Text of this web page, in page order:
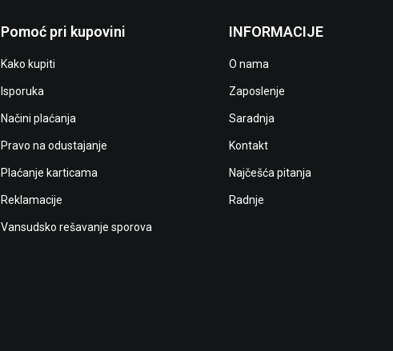
Pomoć pri kupovini
Kako kupiti
Isporuka
Načini plaćanja
Pravo na odustajanje
Plaćanje karticama
Reklamacije
Vansudsko rešavanje sporova
INFORMACIJE
O nama
Zaposlenje
Saradnja
Kontakt
Najčešća pitanja
Radnje